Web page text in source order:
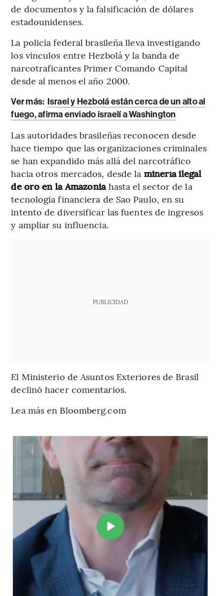
de documentos y la falsificación de dólares
estadounidenses.
La policía federal brasileña lleva investigando
los vínculos entre Hezbolá y la banda de
narcotraficantes Primer Comando Capital
desde al menos el año 2000.
Ver más: Israel y Hezbolá están cerca de un alto al
fuego, afirma enviado israelí a Washington
Las autoridades brasileñas reconocen desde
hace tiempo que las organizaciones criminales
se han expandido más allá del narcotráfico
hacia otros mercados, desde la minería ilegal
de oro en la Amazoniahasta el sector de la
tecnología financiera de Sao Paulo, en su
intento de diversificar las fuentes de ingresos
y ampliar su influencia.
PUBLICIDAD
El Ministerio de Asuntos Exteriores de Brasil
declinó hacer comentarios.
Lea más en Bloomberg.com